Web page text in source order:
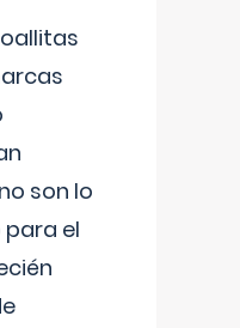
son lo
el